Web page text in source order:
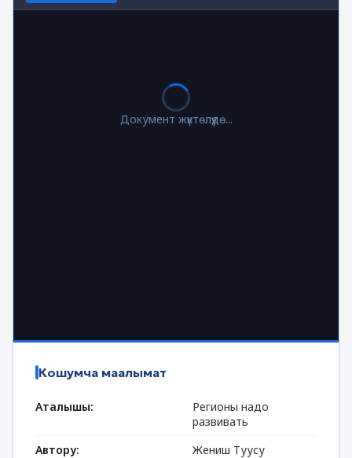
Документ жүктөлүүдө...
Кошумча маалымат
Аталышы:
Регионы надо
развивать
Автору:
Жениш Туусу